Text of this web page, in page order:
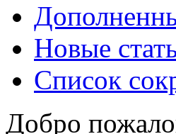
Новые
Список
Добро